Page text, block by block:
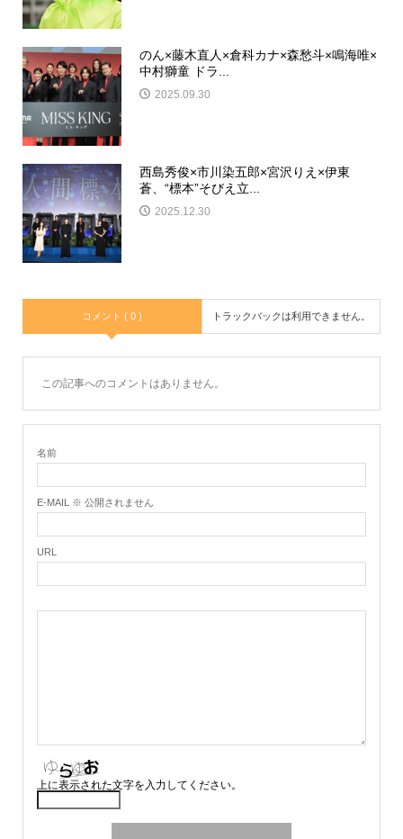
のん×藤木直人×倉科カナ×森愁斗×鳴海唯×
中村獅童 ドラ...
2025.09.30
西島秀俊×市川染五郎×宮沢りえ×伊東
蒼、“標本”そびえ立...
2025.12.30
コメント ( 0 ) トラックバックは利用できません。
この記事へのコメントはありません。
名前
E-MAIL ※ 公開されません
URL
上に表示された文字を入力してください。